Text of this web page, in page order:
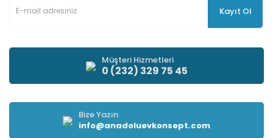
Kayıt Ol
Müşteri Hizmetleri
0 (232) 329 75 45
Bize Yazın
info@anadoluevkonsept.com